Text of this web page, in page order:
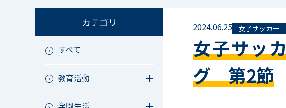
2024.06.25 女子サッカー
女子サッ
グ 第2節
カテゴリ
すべて
教育活動
教育活動（高校）